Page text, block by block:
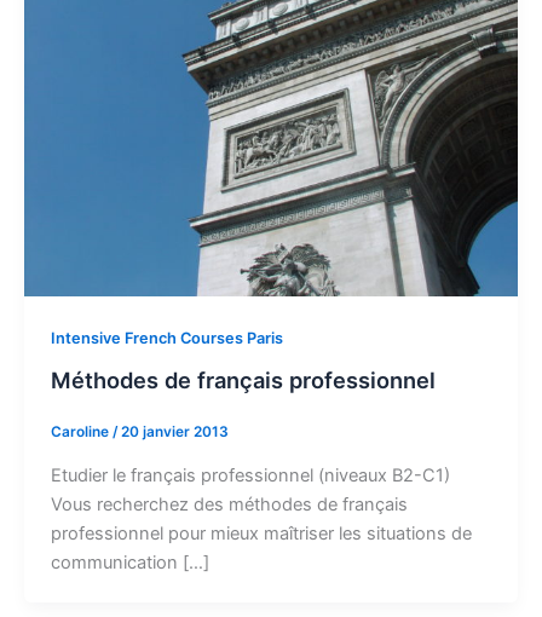
Intensive French Courses Paris
Méthodes de français professionnel
Caroline /20 janvier 2013
Etudier le français professionnel (niveaux B2-C1)
Vous recherchez des méthodes de français
professionnel pour mieux maîtriser les situations de
communication […]